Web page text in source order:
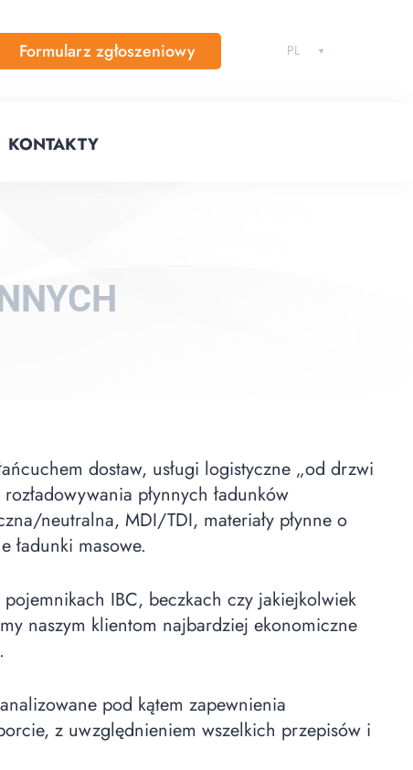
Formularz zgłoszeniowy PL
KONTAKTY
dostaw, usługi logistyczne „od drzwi
płynnych ładunków
neutralna, MDI/TDI, materiały płynne o
ładunki masowe.
IBC, beczkach czy jakiejkolwiek
naszym klientom najbardziej ekonomiczne
pod kątem zapewnienia
z uwzględnieniem wszelkich przepisów i